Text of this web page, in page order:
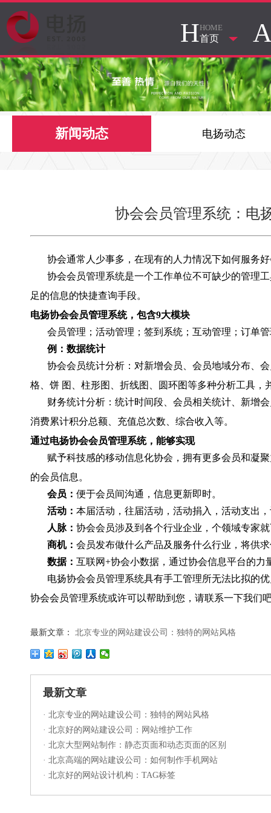
HHOME
首页
新闻动态 电扬动态
协会会员管理系统：电
协会通常人少事多，在现有的人力情况下如何服务好
协会会员管理系统是一个工作单位不可缺少的管理
足的信息的快捷查询手段。
电扬协会会员管理系统，包含9大模块
会员管理；活动管理；签到系统；互动管理；订单
例：数据统计
协会会员统计分析：对新增会员、会员地域分布、
格、饼 图、柱形图、折线图、圆环图等多种分析工具，
财务统计分析：统计时间段、会员相关统计、新增
消费累计积分总额、充值总次数、综合收入等。
通过电扬协会会员管理系统，能够实现
赋予科技感的移动信息化协会，拥有更多会员和凝
的会员信息。
会员： 便于会员间沟通，信息更新即时。
活动： 本届活动，往届活动，活动捐入，活动支出
人脉： 协会会员涉及到各个行业企业，个领域专家
商机： 会员发布做什么产品及服务什么行业，将供
数据： 互联网+协会小数据，通过协会信息平台的力
电扬协会会员管理系统具有手工管理所无法比拟的
协会会员管理系统或许可以帮助到您，请联系一下我们
最新文章： 北京专业的网站建设公司：独特的网站风格
最新文章
· 北京专业的网站建设公司：独特的网站风格
· 北京好的网站建设公司：网站维护工作
· 北京大型网站制作：静态页面和动态页面的区别
· 北京高端的网站建设公司：如何制作手机网站
· 北京好的网站设计机构：TAG标签